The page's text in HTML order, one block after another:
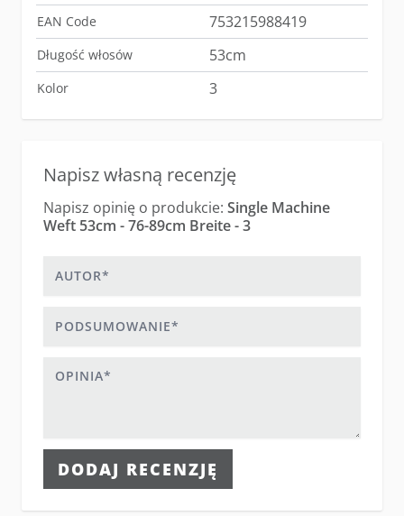
EAN Code 753215988419
Długość włosów 53cm
Kolor 3
Napisz własną recenzję
Napisz opinię o produkcie: Single Machine
Weft 53cm - 76-89cm Breite - 3
DODAJ RECENZJĘ